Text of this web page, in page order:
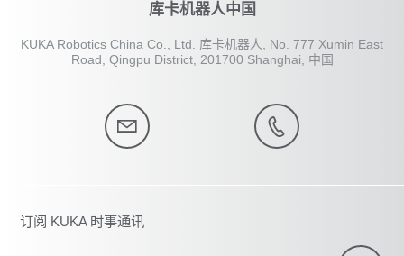
过其产品和数字服务展示了企业如何从
工业 4.0 获益。
库卡机器人中国
KUKA Robotics China Co., Ltd. 库卡机器人, No. 777 Xumin East
Road, Qingpu District, 201700 Shanghai, 中国
订阅 KUKA 时事通讯